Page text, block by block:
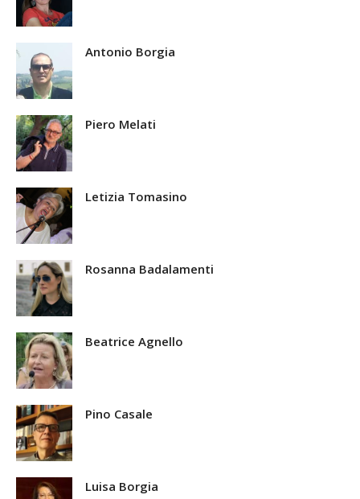
Antonio Borgia
Piero Melati
Letizia Tomasino
Rosanna Badalamenti
Beatrice Agnello
Pino Casale
Luisa Borgia